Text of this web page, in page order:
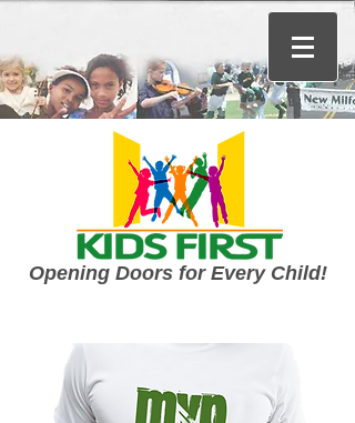
Opening Doors for Every Child!